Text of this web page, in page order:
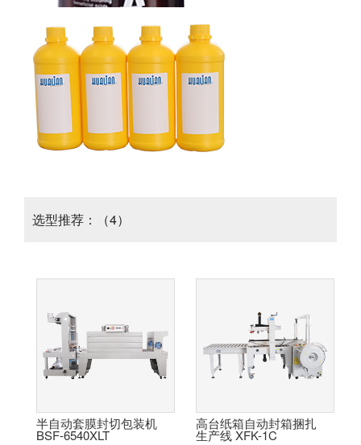
选型推荐：（4）
半自动套膜封切包装机
BSF-6540XLT
高台纸箱自动封箱捆扎
生产线 XFK-1C